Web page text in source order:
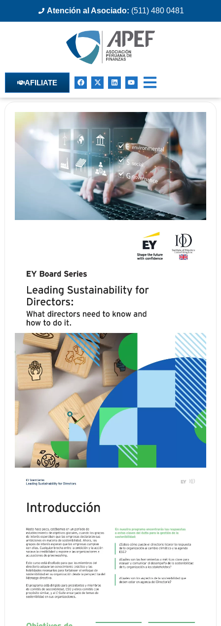
Atención al Asociado: (511) 480 0481
AFILIATE